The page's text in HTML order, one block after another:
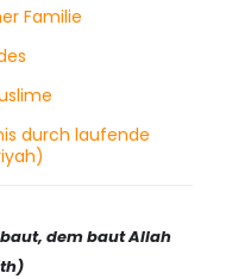
Familie
durch laufende
dem baut Allah